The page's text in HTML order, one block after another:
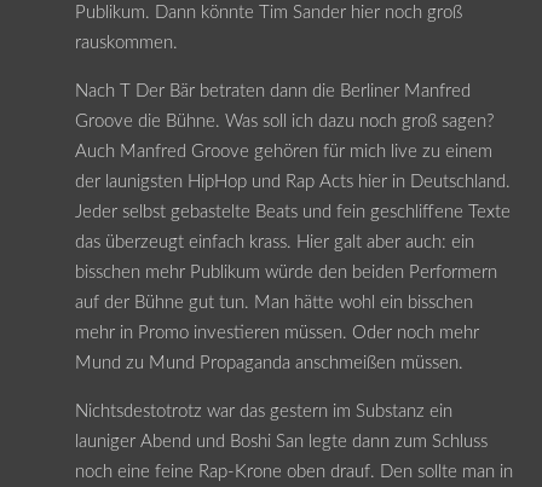
Publikum. Dann könnte Tim Sander hier noch groß
rauskommen.
Nach T Der Bär betraten dann die Berliner Manfred
Groove die Bühne. Was soll ich dazu noch groß sagen?
Auch Manfred Groove gehören für mich live zu einem
der launigsten HipHop und Rap Acts hier in Deutschland.
Jeder selbst gebastelte Beats und fein geschliffene Texte
das überzeugt einfach krass. Hier galt aber auch: ein
bisschen mehr Publikum würde den beiden Performern
auf der Bühne gut tun. Man hätte wohl ein bisschen
mehr in Promo investieren müssen. Oder noch mehr
Mund zu Mund Propaganda anschmeißen müssen.
Nichtsdestotrotz war das gestern im Substanz ein
launiger Abend und Boshi San legte dann zum Schluss
noch eine feine Rap-Krone oben drauf. Den sollte man in